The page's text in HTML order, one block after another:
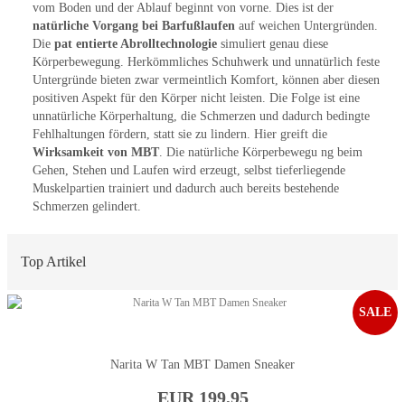
vom Boden und der Ablauf beginnt von vorne. Dies ist der
natürliche Vorgang bei Barfußlaufenauf weichen Untergründen.
Die pat entierte Abrolltechnologiesimuliert genau diese
Körperbewegung. Herkömmliches Schuhwerk und unnatürlich feste
Untergründe bieten zwar vermeintlich Komfort, können aber diesen
positiven Aspekt für den Körper nicht leisten. Die Folge ist eine
unnatürliche Körperhaltung, die Schmerzen und dadurch bedingte
Fehlhaltungen fördern, statt sie zu lindern. Hier greift die
Wirksamkeit von MBT. Die natürliche Körperbewegu ng beim
Gehen, Stehen und Laufen wird erzeugt, selbst tieferliegende
Muskelpartien trainiert und dadurch auch bereits bestehende
Schmerzen gelindert.
Top Artikel
Narita W Tan MBT Damen Sneaker
EUR 199,95
SALE